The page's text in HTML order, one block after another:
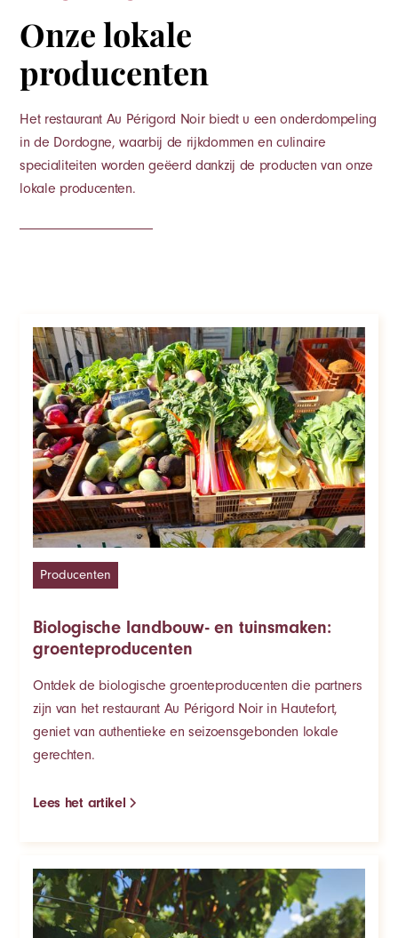
Onze lokale
producenten
Het restaurant Au Périgord Noir biedt u een onderdompeling
in de Dordogne, waarbij de rijkdommen en culinaire
specialiteiten worden geëerd dankzij de producten van onze
lokale producenten.
Producenten
Biologische landbouw- en tuinsmaken:
groenteproducenten
Ontdek de biologische groenteproducenten die partners
zijn van het restaurant Au Périgord Noir in Hautefort,
geniet van authentieke en seizoensgebonden lokale
gerechten.
Lees het artikel